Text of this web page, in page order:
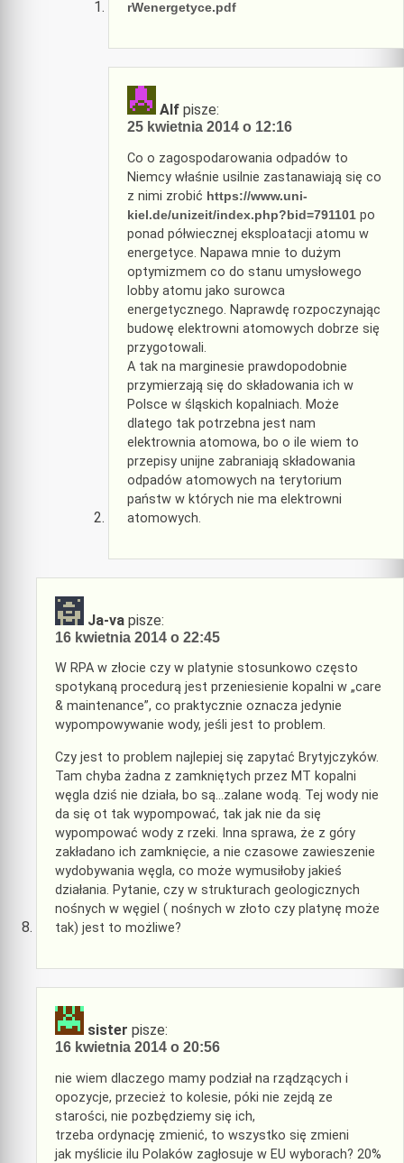
rWenergetyce.pdf
Alf pisze:
25 kwietnia 2014 o 12:16
Co o zagospodarowania odpadów to
Niemcy właśnie usilnie zastanawiają się co
z nimi zrobić https://www.uni-
kiel.de/unizeit/index.php?bid=791101 po
ponad półwiecznej eksploatacji atomu w
energetyce. Napawa mnie to dużym
optymizmem co do stanu umysłowego
lobby atomu jako surowca
energetycznego. Naprawdę rozpoczynając
budowę elektrowni atomowych dobrze się
przygotowali.
A tak na marginesie prawdopodobnie
przymierzają się do składowania ich w
Polsce w śląskich kopalniach. Może
dlatego tak potrzebna jest nam
elektrownia atomowa, bo o ile wiem to
przepisy unijne zabraniają składowania
odpadów atomowych na terytorium
państw w których nie ma elektrowni
atomowych.
Ja-va pisze:
16 kwietnia 2014 o 22:45
W RPA w złocie czy w platynie stosunkowo często
spotykaną procedurą jest przeniesienie kopalni w „care
& maintenance”, co praktycznie oznacza jedynie
wypompowywanie wody, jeśli jest to problem.
Czy jest to problem najlepiej się zapytać Brytyjczyków.
Tam chyba żadna z zamkniętych przez MT kopalni
węgla dziś nie działa, bo są…zalane wodą. Tej wody nie
da się ot tak wypompować, tak jak nie da się
wypompować wody z rzeki. Inna sprawa, że z góry
zakładano ich zamknięcie, a nie czasowe zawieszenie
wydobywania węgla, co może wymusiłoby jakieś
działania. Pytanie, czy w strukturach geologicznych
nośnych w węgiel ( nośnych w złoto czy platynę może
tak) jest to możliwe?
sister pisze:
16 kwietnia 2014 o 20:56
nie wiem dlaczego mamy podział na rządzących i
opozycje, przecież to kolesie, póki nie zejdą ze
starości, nie pozbędziemy się ich,
trzeba ordynację zmienić, to wszystko się zmieni
jak myślicie ilu Polaków zagłosuje w EU wyborach? 20%